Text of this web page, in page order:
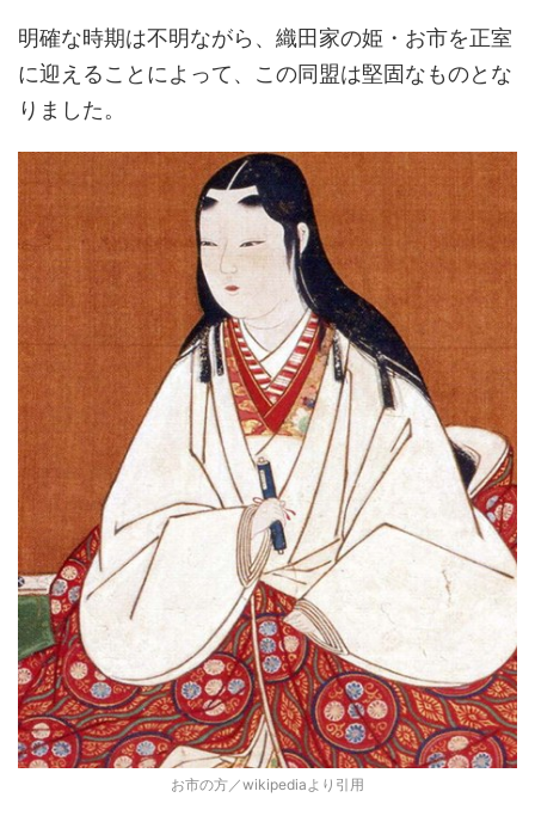
明確な時期は不明ながら、織田家の姫・お市を正室
に迎えることによって、この同盟は堅固なものとな
りました。
お市の方／wikipediaより引用